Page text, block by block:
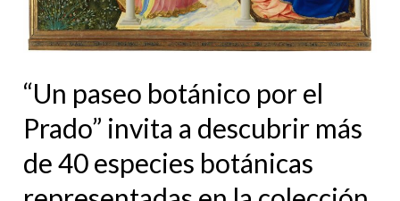
“Un paseo botánico por el
Prado” invita a descubrir más
de 40 especies botánicas
más
de
especies
botánicas
representadas